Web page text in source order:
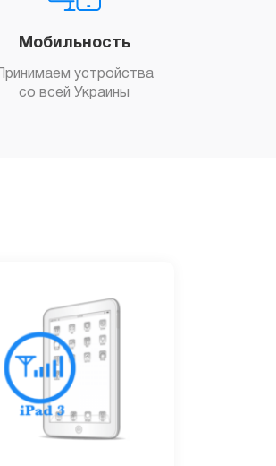
Мобильность
Принимаем устройства
со всей Украины